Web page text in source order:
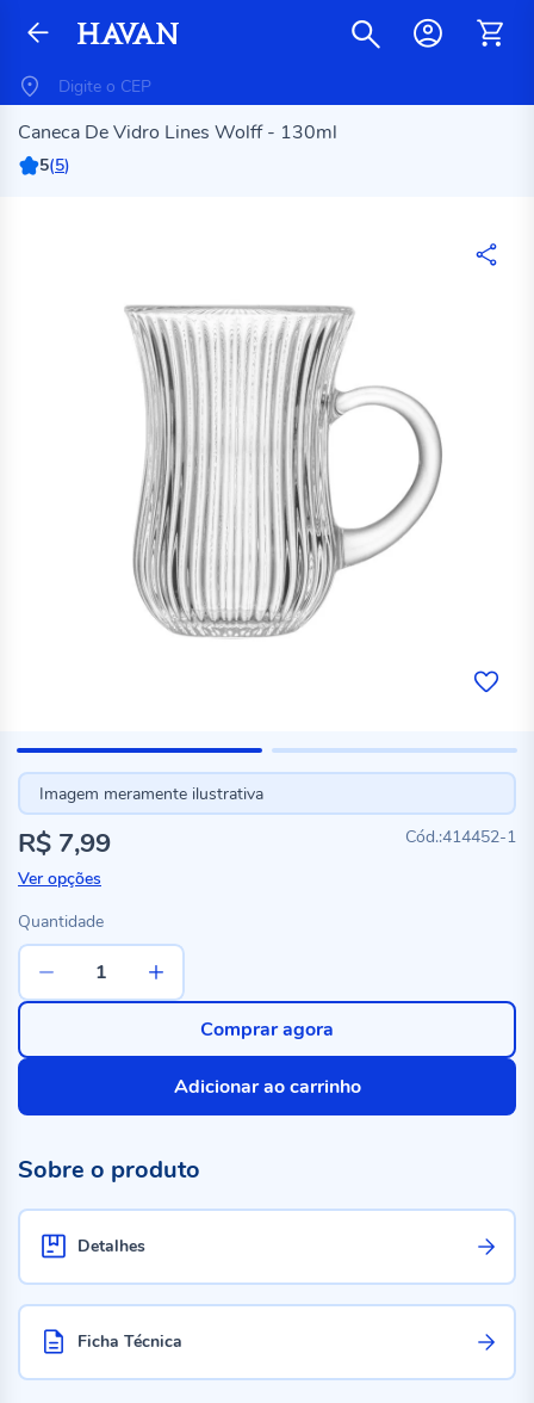
Caneca De Vidro Lines Wolff - 130ml
5(5)
Imagem meramente ilustrativa
414452-1
R$ 7,99
Ver opções
Quantidade
Adicionar ao carrinho
Comprar agora
Sobre o produto
Detalhes
Ficha Técnica